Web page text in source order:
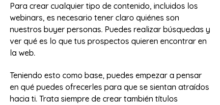
Para crear cualquier tipo de contenido, incluidos los
webinars, es necesario tener claro quiénes son
nuestros buyer personas. Puedes realizar búsquedas y
ver qué es lo que tus prospectos quieren encontrar en
la web.
Teniendo esto como base, puedes empezar a pensar
en qué puedes ofrecerles para que se sientan atraídos
hacia ti. Trata siempre de crear también títulos